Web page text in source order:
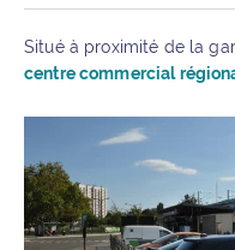
Situé à proximité de la
centre commercial